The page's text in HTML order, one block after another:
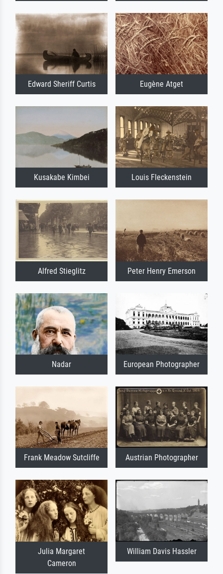
Edward Sheriff Curtis Eugène Atget
Kusakabe Kimbei Louis Fleckenstein
Alfred Stieglitz Peter Henry Emerson
Nadar European Photographer
Frank Meadow Sutcliffe Austrian Photographer
Julia Margaret
Cameron
William Davis Hassler